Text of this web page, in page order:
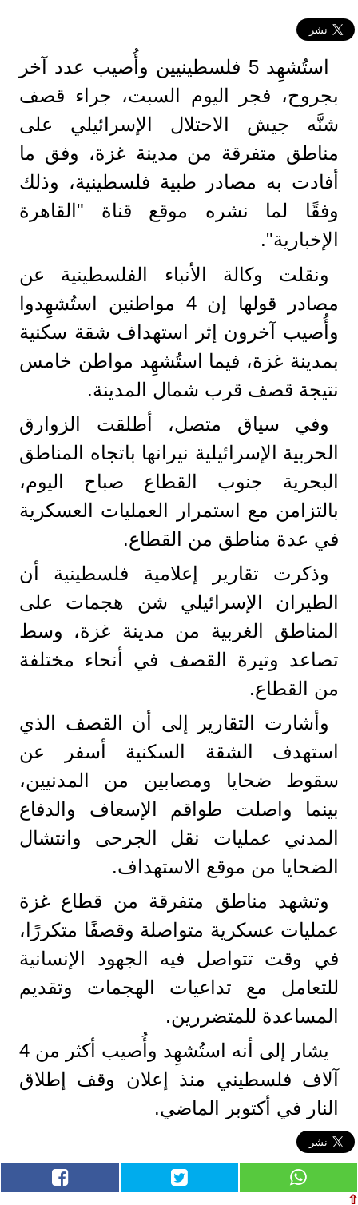
استُشهِد 5 فلسطينيين وأُصيب عدد آخر
بجروح، فجر اليوم السبت، جراء قصف
شنَّه جيش الاحتلال الإسرائيلي على
مناطق متفرقة من مدينة غزة، وفق ما
أفادت به مصادر طبية فلسطينية، وذلك
وفقًا لما نشره موقع قناة "القاهرة
الإخبارية".
ونقلت وكالة الأنباء الفلسطينية عن
مصادر قولها إن 4 مواطنين استُشهِدوا
وأُصيب آخرون إثر استهداف شقة سكنية
بمدينة غزة، فيما استُشهِد مواطن خامس
نتيجة قصف قرب شمال المدينة.
وفي سياق متصل، أطلقت الزوارق
الحربية الإسرائيلية نيرانها باتجاه المناطق
البحرية جنوب القطاع صباح اليوم،
بالتزامن مع استمرار العمليات العسكرية
في عدة مناطق من القطاع.
وذكرت تقارير إعلامية فلسطينية أن
الطيران الإسرائيلي شن هجمات على
المناطق الغربية من مدينة غزة، وسط
تصاعد وتيرة القصف في أنحاء مختلفة
من القطاع.
وأشارت التقارير إلى أن القصف الذي
استهدف الشقة السكنية أسفر عن
سقوط ضحايا ومصابين من المدنيين،
بينما واصلت طواقم الإسعاف والدفاع
المدني عمليات نقل الجرحى وانتشال
الضحايا من موقع الاستهداف.
وتشهد مناطق متفرقة من قطاع غزة
عمليات عسكرية متواصلة وقصفًا متكررًا،
في وقت تتواصل فيه الجهود الإنسانية
للتعامل مع تداعيات الهجمات وتقديم
المساعدة للمتضررين.
يشار إلى أنه استُشهِد وأُصيب أكثر من 4
آلاف فلسطيني منذ إعلان وقف إطلاق
النار في أكتوبر الماضي.
⇧